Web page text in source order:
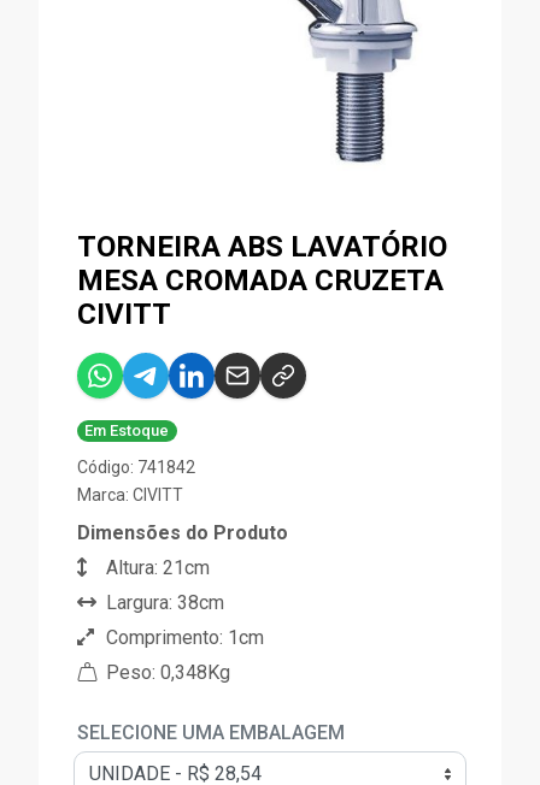
TORNEIRA ABS LAVATÓRIO
MESA CROMADA CRUZETA
CIVITT
Em Estoque
Código: 741842
Marca: CIVITT
Dimensões do Produto
Altura: 21cm
Largura: 38cm
Comprimento: 1cm
Peso: 0,348Kg
SELECIONE UMA EMBALAGEM